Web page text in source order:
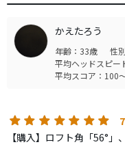
かえたろう
年齢：33歳 性
平均ヘッドスピ
平均スコア：100
7
【購入】ロフト角「56°」